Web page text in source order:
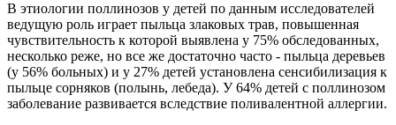
В этиологии поллинозов у детей по данным исследователей
ведущую роль играет пыльца злаковых трав, повышенная
чувствительность к которой выявлена у 75% обследованных,
несколько реже, но все же достаточно часто - пыльца деревьев
(у 56% больных) и у 27% детей установлена сенсибилизация к
пыльце сорняков (полынь, лебеда). У 64% детей с поллинозом
заболевание развивается вследствие поливалентной аллергии.